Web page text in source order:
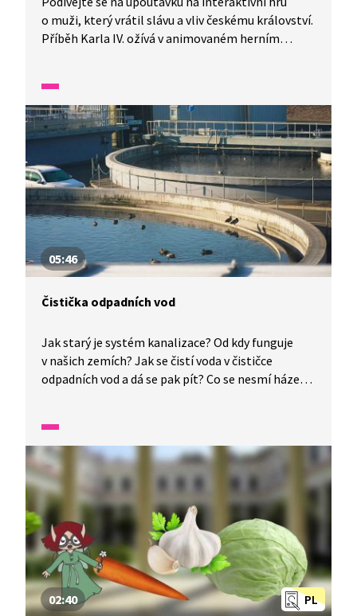
o muži, který vrátil slávu a vliv českému království.
Příběh Karla IV. ožívá v animovaném herním
05:46
Čistička odpadních vod
Jak starý je systém kanalizace? Od kdy funguje
v našich zemích? Jak se čistí voda v čističce
odpadních vod a dá se pak pít? Co se nesmí házet
PL
02:40